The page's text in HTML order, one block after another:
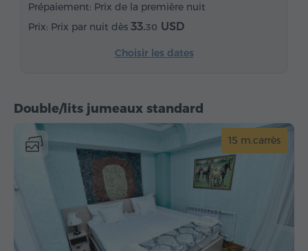
Chaînes satellite Parquet
Prépaiement: Prix de la première nuit
Prix par nuit dès 33.30 USD
Choisir les dates
Double/lits jumeaux standard
15 m.carrès